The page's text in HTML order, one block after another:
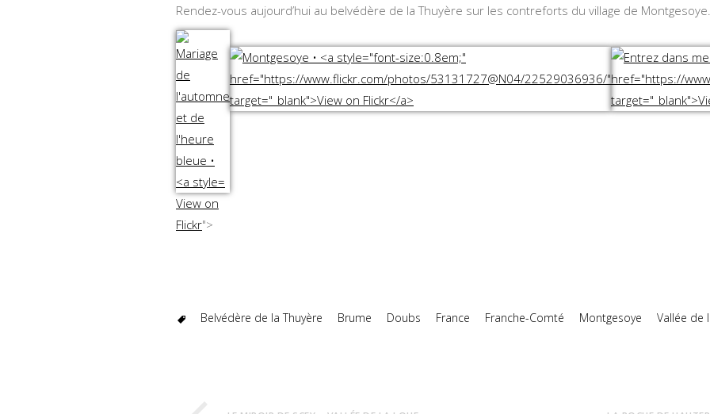
Rendez-vous aujourd’hui au belvédère de la Thuyère sur les contreforts du village de Montgesoye.
View on
Flickr">
Belvédère de la Thuyère Brume Doubs France Franche-Comté Montgesoye Vallée de